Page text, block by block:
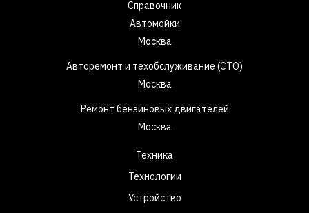
Справочник
Автомойки
Москва
Авторемонт и техобслуживание (СТО)
Москва
Ремонт бензиновых двигателей
Москва
Техника
Технологии
Устройство